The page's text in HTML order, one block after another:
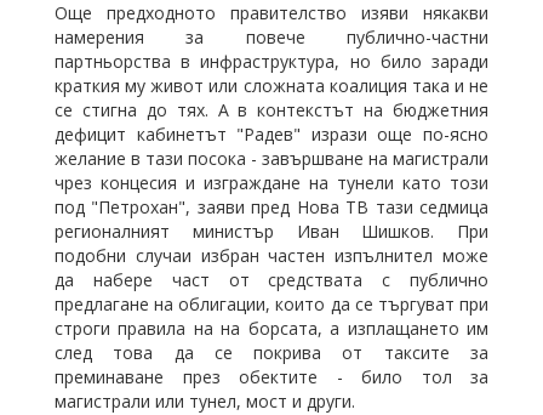
Още предходното правителство изяви някакви
намерения за повече публично-частни
партньорства в инфраструктура, но било заради
краткия му живот или сложната коалиция така и не
се стигна до тях. А в контекстът на бюджетния
дефицит кабинетът "Радев" изрази още по-ясно
желание в тази посока - завършване на магистрали
чрез концесия и изграждане на тунели като този
под "Петрохан", заяви пред Нова ТВ тази седмица
регионалният министър Иван Шишков. При
подобни случаи избран частен изпълнител може
да набере част от средствата с публично
предлагане на облигации, които да се търгуват при
строги правила на на борсата, а изплащането им
след това да се покрива от таксите за
преминаване през обектите - било тол за
магистрали или тунел, мост и други.